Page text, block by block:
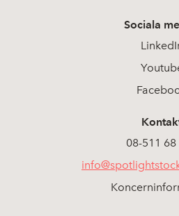
Sociala
08-511 68